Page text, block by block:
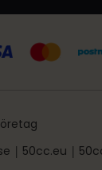
| 50cc.eu |